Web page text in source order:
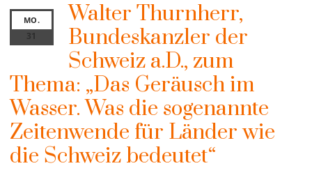
MO.
31
Walter Thurnherr,
Bundeskanzler der
Schweiz a.D., zum
Thema: „Das Geräusch im
Wasser. Was die sogenannte
Zeitenwende für Länder wie
die Schweiz bedeutet“